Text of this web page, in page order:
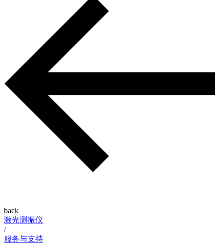
back
激光测振仪
/
服务与支持